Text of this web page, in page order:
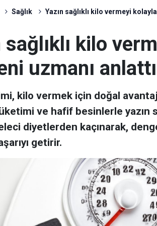
Sağlık Yazın sağlıklı kilo vermeyi
sağlıklı kilo
uzmanı anlattı
kilo vermek için doğal
ve hafif besinlerle yazın
diyetlerden kaçınarak,
getirir.